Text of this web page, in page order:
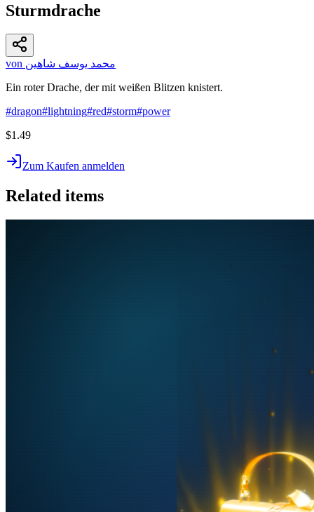
Sturmdrache
von محمد يوسف شاهين
Ein roter Drache, der mit weißen Blitzen knistert.
#dragon#lightning#red#storm#power
$1.49
Zum Kaufen anmelden
Related items